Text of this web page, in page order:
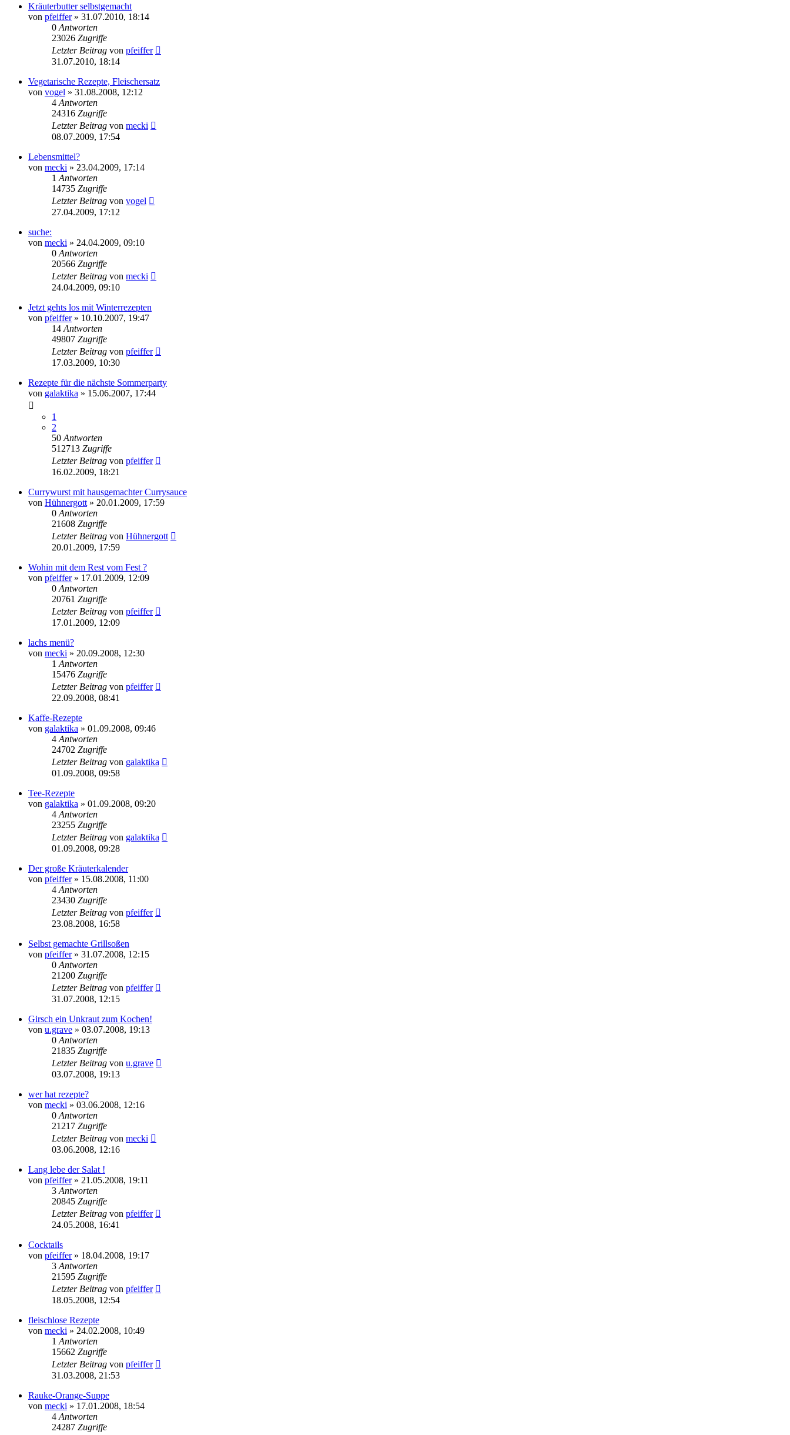
Kräuterbutter selbstgemacht
von pfeiffer» 31.07.2010, 18:14
0 Antworten
23026 Zugriffe
Letzter Beitrag von pfeiffer
31.07.2010, 18:14
Vegetarische Rezepte, Fleischersatz
von vogel » 31.08.2008, 12:12
4 Antworten
24316 Zugriffe
Letzter Beitrag von mecki
08.07.2009, 17:54
Lebensmittel?
von mecki » 23.04.2009, 17:14
1 Antworten
14735 Zugriffe
Letzter Beitrag von vogel
27.04.2009, 17:12
suche:
von mecki » 24.04.2009, 09:10
0 Antworten
20566 Zugriffe
Letzter Beitrag von mecki
24.04.2009, 09:10
Jetzt gehts los mit Winterrezepten
von pfeiffer» 10.10.2007, 19:47
14 Antworten
49807 Zugriffe
Letzter Beitrag von pfeiffer
17.03.2009, 10:30
Rezepte für die nächste Sommerparty
von galaktika » 15.06.2007, 17:44
1
2
50 Antworten
512713 Zugriffe
Letzter Beitrag von pfeiffer
16.02.2009, 18:21
Currywurst mit hausgemachter Currysauce
von Hühnergott » 20.01.2009, 17:59
0 Antworten
21608 Zugriffe
Letzter Beitrag von Hühnergott
20.01.2009, 17:59
Wohin mit dem Rest vom Fest ?
von pfeiffer» 17.01.2009, 12:09
0 Antworten
20761 Zugriffe
Letzter Beitrag von pfeiffer
17.01.2009, 12:09
lachs menü?
von mecki » 20.09.2008, 12:30
1 Antworten
15476 Zugriffe
Letzter Beitrag von pfeiffer
22.09.2008, 08:41
Kaffe-Rezepte
von galaktika » 01.09.2008, 09:46
4 Antworten
24702 Zugriffe
Letzter Beitrag von galaktika
01.09.2008, 09:58
Tee-Rezepte
von galaktika » 01.09.2008, 09:20
4 Antworten
23255 Zugriffe
Letzter Beitrag von galaktika
01.09.2008, 09:28
Der große Kräuterkalender
von pfeiffer» 15.08.2008, 11:00
4 Antworten
23430 Zugriffe
Letzter Beitrag von pfeiffer
23.08.2008, 16:58
Selbst gemachte Grillsoßen
von pfeiffer» 31.07.2008, 12:15
0 Antworten
21200 Zugriffe
Letzter Beitrag von pfeiffer
31.07.2008, 12:15
Girsch ein Unkraut zum Kochen!
von u.grave » 03.07.2008, 19:13
0 Antworten
21835 Zugriffe
Letzter Beitrag von u.grave
03.07.2008, 19:13
wer hat rezepte?
von mecki » 03.06.2008, 12:16
0 Antworten
21217 Zugriffe
Letzter Beitrag von mecki
03.06.2008, 12:16
Lang lebe der Salat !
von pfeiffer» 21.05.2008, 19:11
3 Antworten
20845 Zugriffe
Letzter Beitrag von pfeiffer
24.05.2008, 16:41
Cocktails
von pfeiffer» 18.04.2008, 19:17
3 Antworten
21595 Zugriffe
Letzter Beitrag von pfeiffer
18.05.2008, 12:54
fleischlose Rezepte
von mecki » 24.02.2008, 10:49
1 Antworten
15662 Zugriffe
Letzter Beitrag von pfeiffer
31.03.2008, 21:53
Rauke-Orange-Suppe
von mecki » 17.01.2008, 18:54
4 Antworten
24287 Zugriffe